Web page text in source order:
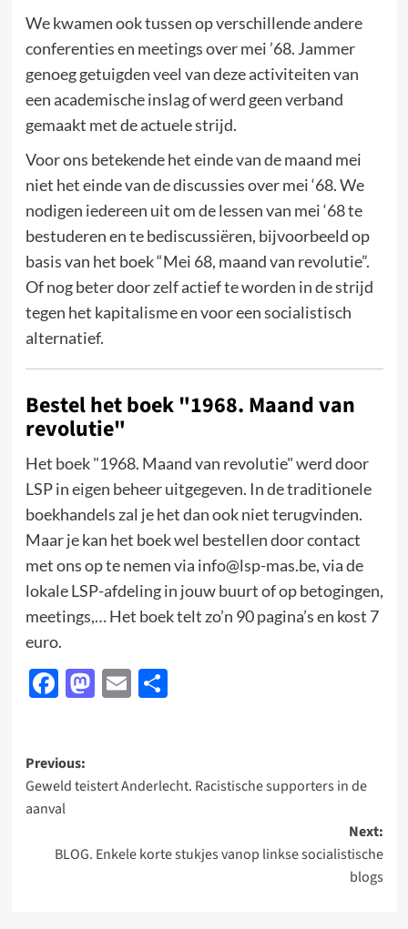
We kwamen ook tussen op verschillende andere
conferenties en meetings over mei ’68. Jammer
genoeg getuigden veel van deze activiteiten van
een academische inslag of werd geen verband
gemaakt met de actuele strijd.
Voor ons betekende het einde van de maand mei
niet het einde van de discussies over mei ‘68. We
nodigen iedereen uit om de lessen van mei ‘68 te
bestuderen en te bediscussiëren, bijvoorbeeld op
basis van het boek “Mei 68, maand van revolutie”.
Of nog beter door zelf actief te worden in de strijd
tegen het kapitalisme en voor een socialistisch
alternatief.
Bestel het boek "1968. Maand van
revolutie"
Het boek "1968. Maand van revolutie" werd door
LSP in eigen beheer uitgegeven. In de traditionele
boekhandels zal je het dan ook niet terugvinden.
Maar je kan het boek wel bestellen door contact
met ons op te nemen via info@lsp-mas.be, via de
lokale LSP-afdeling in jouw buurt of op betogingen,
meetings,… Het boek telt zo’n 90 pagina’s en kost 7
euro.
Facebook
Mastodon
EmailDelen
Post
navigation
Previous:
Geweld teistert Anderlecht. Racistische supporters in de
aanval
Next:
BLOG. Enkele korte stukjes vanop linkse socialistische
blogs